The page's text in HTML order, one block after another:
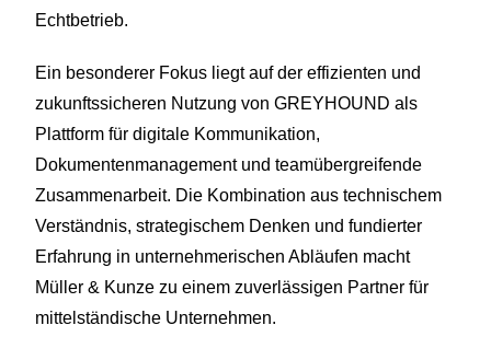
Changelog
Entwicklungsressourcen
Status
Echtbetrieb.
Ein besonderer Fokus liegt auf der effizienten und
zukunftssicheren Nutzung von GREYHOUND als
Plattform für digitale Kommunikation,
Dokumentenmanagement und teamübergreifende
Zusammenarbeit. Die Kombination aus technischem
Verständnis, strategischem Denken und fundierter
Erfahrung in unternehmerischen Abläufen macht
Müller & Kunze zu einem zuverlässigen Partner für
mittelständische Unternehmen.